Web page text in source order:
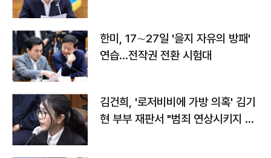
한미, 17∼27일 '을지 자유의 방패'
연습…전작권 전환 시험대
김건희, '로저비비에 가방 의혹' 김기
현 부부 재판서 "범죄 연상시키지 말